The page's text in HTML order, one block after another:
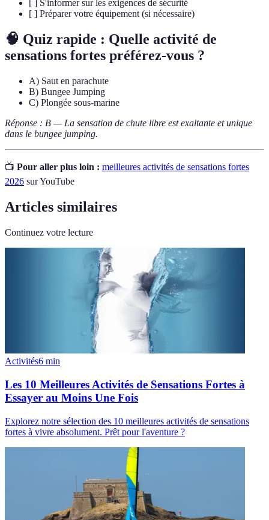
[ ] S'informer sur les exigences de sécurité
[ ] Préparer votre équipement (si nécessaire)
🧠 Quiz rapide : Quelle activité de
sensations fortes préférez-vous ?
A) Saut en parachute
B) Bungee Jumping
C) Plongée sous-marine
Réponse : B — La sensation de chute libre est exaltante et unique
dans le bungee jumping.
📺 Pour aller plus loin : meilleures activités de sensations fortes
2026 sur YouTube
Articles similaires
Continuez votre lecture
Activités6 min
Les 10 Meilleures Activités de Sensations Fortes à
Essayer au Moins Une Fois
Explorez notre sélection des 10 meilleures activités de sensations
fortes à vivre absolument. Prêt pour l'aventure ?